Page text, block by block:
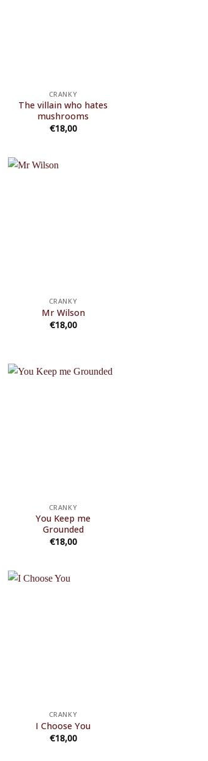
CRANKY
The villain who hates
mushrooms
€18,00
CRANKY
Mr Wilson
€18,00
CRANKY
You Keep me
Grounded
€18,00
CRANKY
I Choose You
€18,00